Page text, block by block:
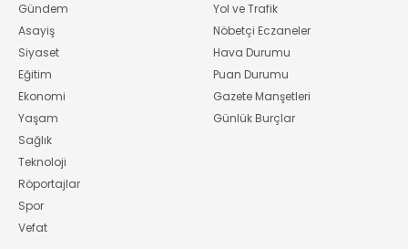
Gündem
Asayiş
Siyaset
Eğitim
Ekonomi
Yaşam
Sağlık
Teknoloji
Röportajlar
Spor
Vefat
Yol ve Trafik
Nöbetçi Eczaneler
Hava Durumu
Puan Durumu
Gazete Manşetleri
Günlük Burçlar